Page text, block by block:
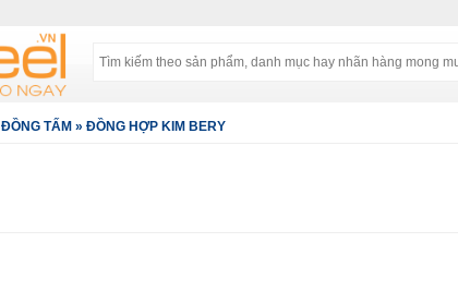
ĐỒNG TẤM » ĐỒNG HỢP KIM BERY